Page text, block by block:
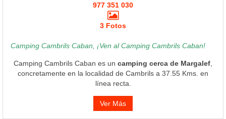
977 351 030
3 Fotos
Camping Cambrils Caban, ¡Ven al Camping Cambrils Caban!
Camping Cambrils Caban es un camping cerca de Margalef
concretamente en la localidad de Cambrils a 37.55 Kms. en
línea recta.
Ver Más